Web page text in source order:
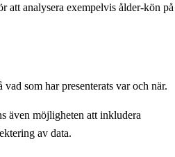
att analysera exempelvis ålder-kön på
som har presenterats var och när.
även möjligheten att inkludera
av data.